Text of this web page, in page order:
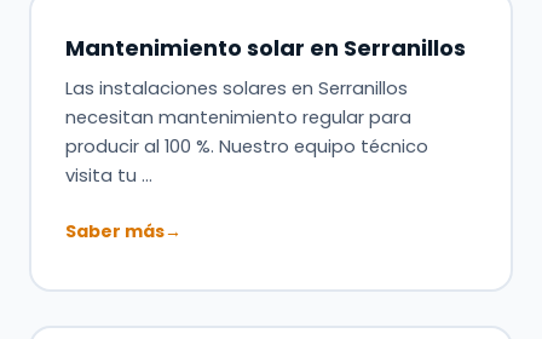
Mantenimiento solar en Serranillos
Las instalaciones solares en Serranillos
necesitan mantenimiento regular para
producir al 100 %. Nuestro equipo técnico
visita tu …
Saber más→